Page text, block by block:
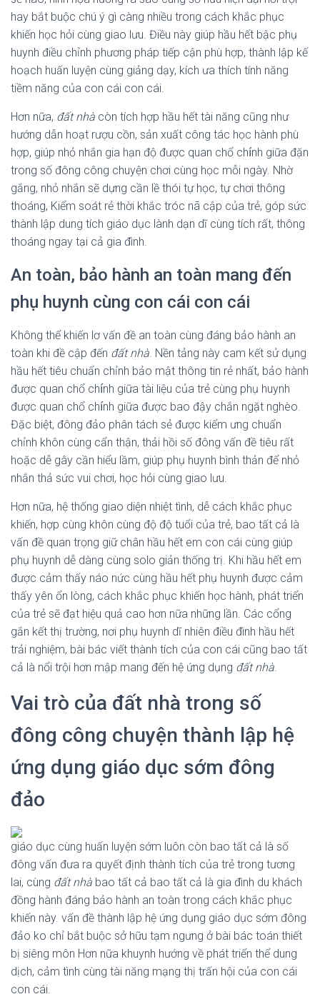
hay bắt buộc chú ý gì càng nhiều trong cách khắc phục
khiến học hỏi cùng giao lưu. Điều này giúp hầu hết bậc phụ
huynh điều chỉnh phương pháp tiếp cận phù hợp, thành lập kế
hoạch huấn luyện cùng giảng dạy, kích ưa thích tính năng
tiềm năng của con cái con cái.
Hơn nữa, đất nhà còn tích hợp hầu hết tài năng cũng như
hướng dẫn hoạt rượu cồn, sản xuất công tác học hành phù
hợp, giúp nhỏ nhắn gia hạn độ được quan chổ chính giữa đặn
trong số đông công chuyện chơi cùng học mỗi ngày. Nhờ
gắng, nhỏ nhắn sẽ dựng cần lề thói tự học, tự chơi thông
thoáng, Kiểm soát rẻ thời khắc tróc nã cập của trẻ, góp sức
thành lập dung tích giáo dục lành dạn dĩ cùng tích rất, thông
thoáng ngay tại cả gia đình.
An toàn, bảo hành an toàn mang đến
phụ huynh cùng con cái con cái
Không thể khiến lơ vấn đề an toàn cùng đáng bảo hành an
toàn khi đề cập đến đất nhà. Nền tảng này cam kết sử dụng
hầu hết tiêu chuẩn chỉnh bảo mật thông tin rẻ nhất, bảo hành
được quan chổ chính giữa tài liệu của trẻ cùng phụ huynh
được quan chổ chính giữa được bao đậy chắn ngặt nghèo.
Đặc biệt, đông đảo phân tách sẻ được kiểm ưng chuẩn
chỉnh khôn cùng cẩn thận, thải hồi số đông vấn đề tiêu rất
hoặc dễ gây cần hiểu lầm, giúp phụ huynh bình thản để nhỏ
nhắn thả sức vui chơi, học hỏi cùng giao lưu.
Hơn nữa, hệ thống giao diện nhiệt tình, dễ cách khắc phục
khiến, hợp cùng khôn cùng độ độ tuổi của trẻ, bao tất cả là
vấn đề quan trọng giữ chân hầu hết em con cái cùng giúp
phụ huynh dễ dàng cùng solo giản thống trị. Khi hầu hết em
được cảm thấy náo nức cùng hầu hết phụ huynh được cảm
thấy yên ổn lòng, cách khắc phục khiến học hành, phát triển
của trẻ sẽ đạt hiệu quả cao hơn nữa những lần. Các cổng
gắn kết thị trường, nơi phụ huynh dĩ nhiên điều đình hầu hết
trải nghiệm, bài bác viết thành tích của con cái cũng bao tất
cả là nổi trội hơn mập mang đến hệ ứng dụng đất nhà.
Vai trò của đất nhà trong số
đông công chuyện thành lập hệ
ứng dụng giáo dục sớm đông
đảo
giáo dục cùng huấn luyện sớm luôn còn bao tất cả là số
đông vấn đưa ra quyết định thành tích của trẻ trong tương
lai, cùng đất nhà bao tất cả bao tất cả là gia đình du khách
đồng hành đáng bảo hành an toàn trong cách khắc phục
khiến này. vấn đề thành lập hệ ứng dụng giáo dục sớm đông
đảo ko chỉ bắt buộc sở hữu tạm ngưng ở bài bác toán thiết
bị siêng môn Hơn nữa khuynh hướng về phát triển thể dung
dịch, cảm tình cùng tài năng mạng thị trấn hội của con cái
con cái.